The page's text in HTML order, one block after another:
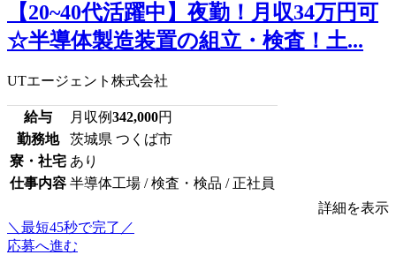
【20~40代活躍中】夜勤！月収34万円可
☆半導体製造装置の組立・検査！土...
UTエージェント株式会社
給与 月収例342,000円
勤務地
茨城県 つくば市
寮・社宅 あり
仕事内容 半導体工場 / 検査・検品 / 正社員
詳細を表示
＼最短45秒で完了／
応募へ進む